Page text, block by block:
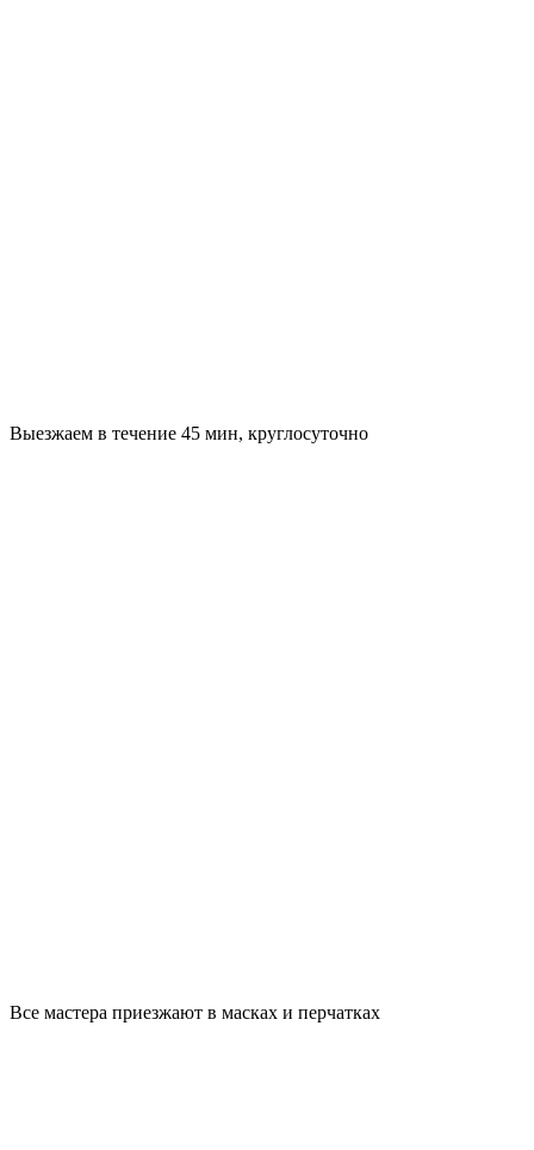
Выезжаем в течение 45 мин, круглосуточно
Все мастера приезжают в масках и перчатках